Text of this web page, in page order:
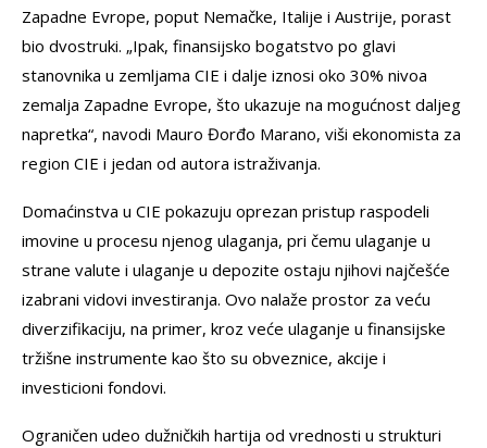
Zapadne Evrope, poput Nemačke, Italije i Austrije, porast
bio dvostruki. „Ipak, finansijsko bogatstvo po glavi
stanovnika u zemljama CIE i dalje iznosi oko 30% nivoa
zemalja Zapadne Evrope, što ukazuje na mogućnost daljeg
napretka“, navodi Mauro Đorđo Marano, viši ekonomista za
region CIE i jedan od autora istraživanja.
Domaćinstva u CIE pokazuju oprezan pristup raspodeli
imovine u procesu njenog ulaganja, pri čemu ulaganje u
strane valute i ulaganje u depozite ostaju njihovi najčešće
izabrani vidovi investiranja. Ovo nalaže prostor za veću
diverzifikaciju, na primer, kroz veće ulaganje u finansijske
tržišne instrumente kao što su obveznice, akcije i
investicioni fondovi.
Ograničen udeo dužničkih hartija od vrednosti u strukturi